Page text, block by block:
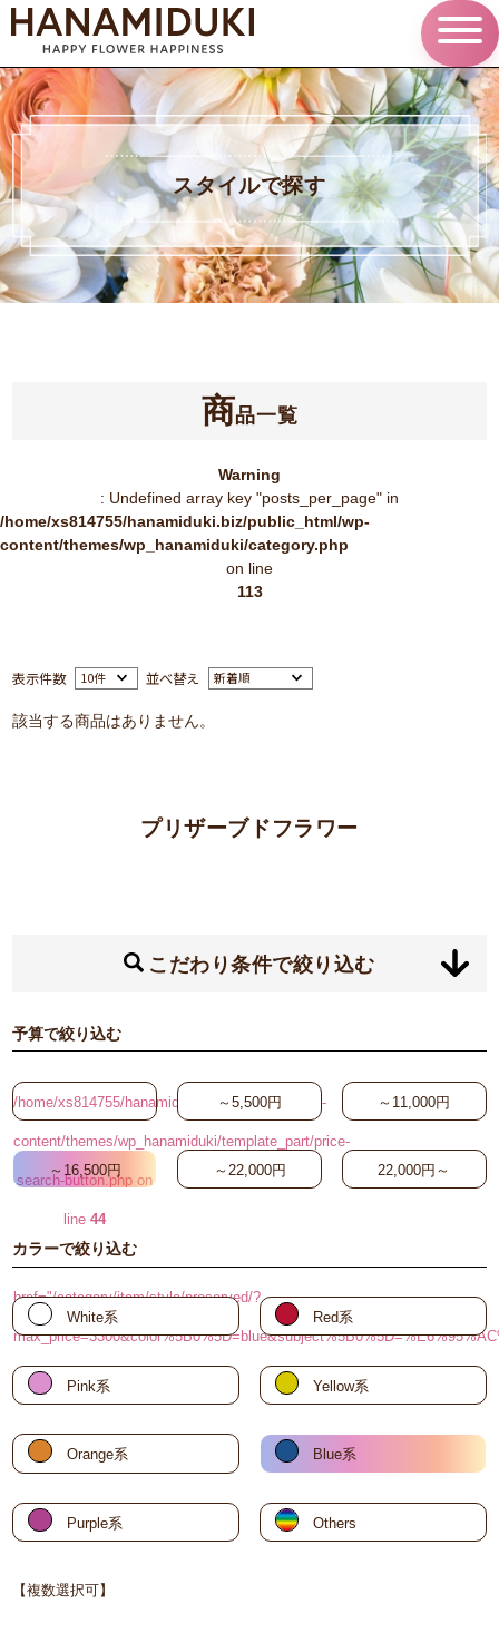
スタイルで探す
商品一覧
Warning
: Undefined array key "posts_per_page" in
/home/xs814755/hanamiduki.biz/public_html/wp-
content/themes/wp_hanamiduki/category.php
on line
113
表示件数 並べ替え
該当する商品はありません。
プリザーブドフラワー
こだわり条件で絞り込む
予算で絞り込む
/home/xs814755/hanamiduki.biz/public_html/wp-
content/themes/wp_hanamiduki/template_part/price-
search-button.php on
line44
"
href="/category/item/style/preserved/?
～5,500円 ～11,000円
～16,500円 ～22,000円 22,000円～
カラーで絞り込む
White系 Red系
Pink系 Yellow系
Orange系 Blue系
Purple系 Others
【複数選択可】